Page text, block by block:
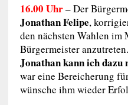
16.00 Uhr– Der
Jonathan Felipe,
den nächsten Wahlen im
Bürgermeister anzutreten.
Jonathan kann ich
war eine Bereicherung
wünsche ihm wieder